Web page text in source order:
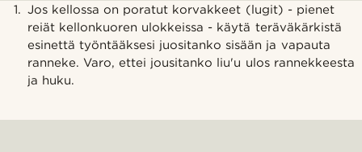
Jos kellossa on poratut korvakkeet (lugit) - pienet
reiät kellonkuoren ulokkeissa - käytä teräväkärkistä
esinettä työntääksesi juositanko sisään ja vapauta
ranneke. Varo, ettei jousitanko liu'u ulos rannekkeesta
ja huku.